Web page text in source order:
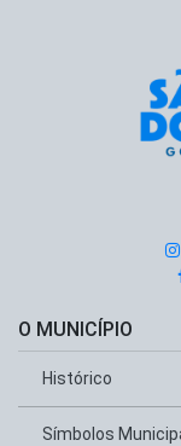
O MUNICÍPIO
Histórico
Símbolos